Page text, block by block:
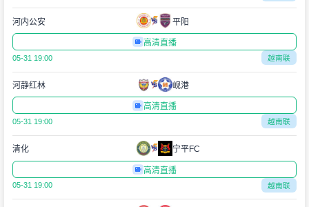
河内公安 平阳
高清直播
05-31 19:00 越南联
河静红林 岘港
高清直播
05-31 19:00 越南联
清化 宁平FC
高清直播
05-31 19:00 越南联